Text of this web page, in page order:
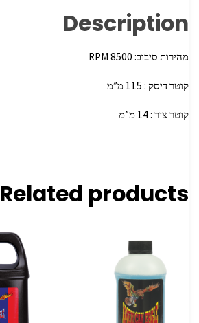
Description
מהירות סיבוב: 8500 RPM
קוטר דיסק : 115 מ”מ
קוטר ציר : 14 מ”מ
Related products